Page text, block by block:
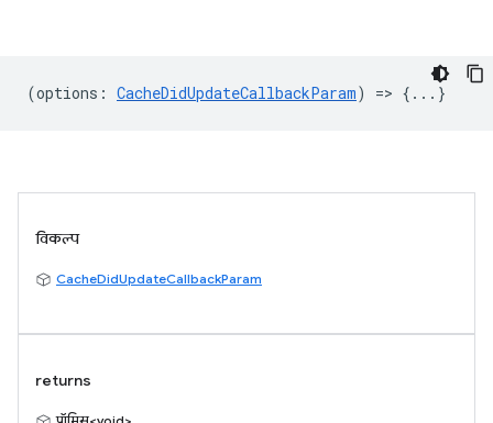
(options : CacheDidUpdateCallbackParam) => {...}
विकल्प
CacheDidUpdateCallbackParam
returns